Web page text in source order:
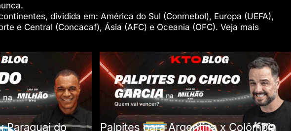
dividida em: América do Sul (Conmebol), Europa (UEFA),
e Central (Concacaf), Ásia (AFC) e Oceania (OFC). Veja mais
Paraguai do
Palpites para Argentina x Colômbia